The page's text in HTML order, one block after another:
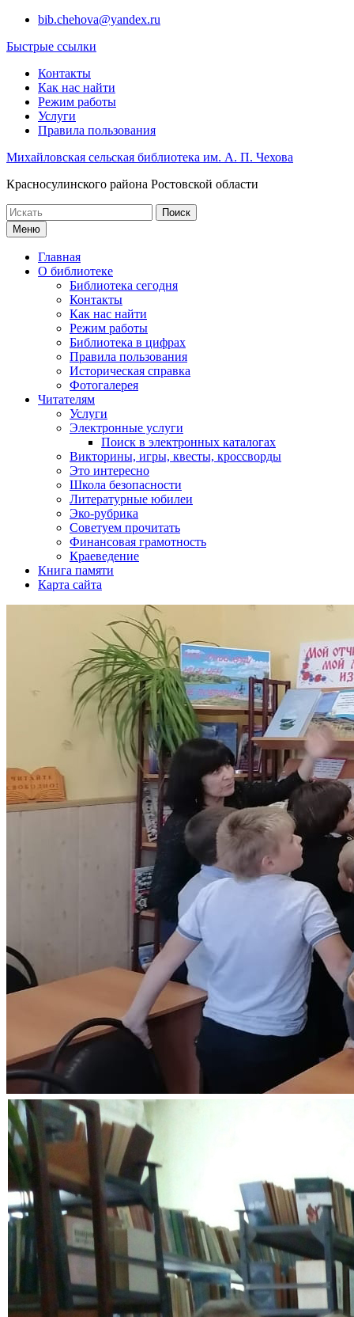
Перейти
содержимому
bib.chehova@yandex.ru
Быстрые ссылки
Контакты
Как нас найти
Режим работы
Услуги
Правила пользования
Михайловская сельская библиотека им. А. П. Чехова
Красносулинского района Ростовской области
Поиск
по:Меню
Главная
О библиотеке
Библиотека сегодня
Контакты
Как нас найти
Режим работы
Библиотека в цифрах
Правила пользования
Историческая справка
Фотогалерея
Читателям
Услуги
Электронные услуги
Поиск в электронных каталогах
Викторины, игры, квесты, кроссворды
Это интересно
Школа безопасности
Литературные юбилеи
Эко-рубрика
Советуем прочитать
Финансовая грамотность
Краеведение
Книга памяти
Карта сайта